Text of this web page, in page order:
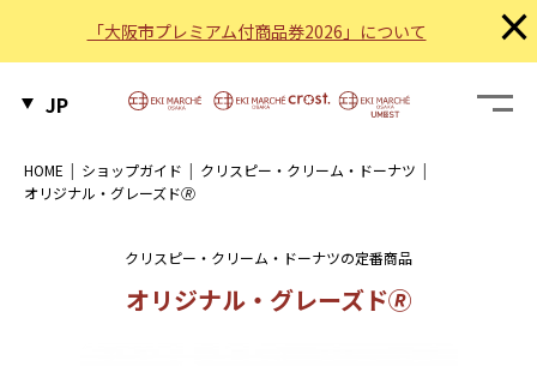
「大阪市プレミアム付商品券2026」について ×
JP
HOME ショップガイド
クリスピー・クリーム・ドーナツ
オリジナル・グレーズド🄬
クリスピー・クリーム・ドーナツの定番商品
オリジナル・グレーズド🄬